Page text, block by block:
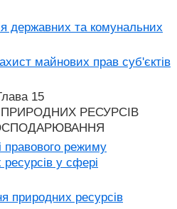
державних та комунальних
майнових прав суб'єктів
15
РЕСУРСІВ
правового режиму
у сфері
природних ресурсів